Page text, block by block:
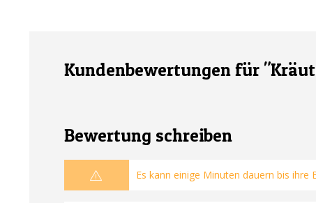
Kundenbewertungen für
Bewertung schreiben
Es kann einige Minuten dauern bis ihre